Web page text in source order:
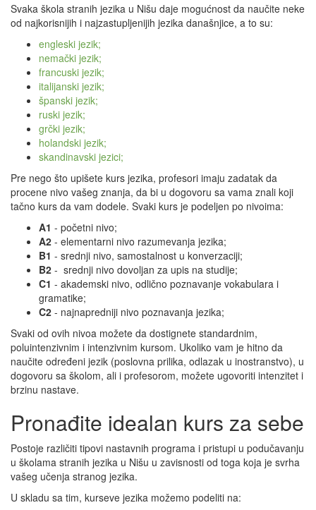
Svaka škola stranih jezika u Nišu daje mogućnost da naučite neke
od najkorisnijih i najzastupljenijih jezika današnjice, a to su:
engleski jezik;
nemački jezik;
francuski jezik;
italijanski jezik;
španski jezik;
ruski jezik;
grčki jezik;
holandski jezik;
skandinavski jezici;
Pre nego što upišete kurs jezika, profesori imaju zadatak da
procene nivo vašeg znanja, da bi u dogovoru sa vama znali koji
tačno kurs da vam dodele. Svaki kurs je podeljen po nivoima:
A1 - početni nivo;
A2 - elementarni nivo razumevanja jezika;
B1 - srednji nivo, samostalnost u konverzaciji;
B2 - srednji nivo dovoljan za upis na studije;
C1 - akademski nivo, odlično poznavanje vokabulara i
gramatike;
C2 - najnapredniji nivo poznavanja jezika;
Svaki od ovih nivoa možete da dostignete standardnim,
poluintenzivnim i intenzivnim kursom. Ukoliko vam je hitno da
naučite određeni jezik (poslovna prilika, odlazak u inostranstvo), u
dogovoru sa školom, ali i profesorom, možete ugovoriti intenzitet i
brzinu nastave.
Pronađite idealan kurs za sebe
Postoje različiti tipovi nastavnih programa i pristupi u podučavanju
u školama stranih jezika u Nišu u zavisnosti od toga koja je svrha
vašeg učenja stranog jezika.
U skladu sa tim, kurseve jezika možemo podeliti na: